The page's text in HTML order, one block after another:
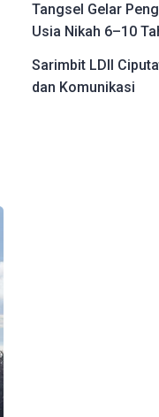
Tangsel Gelar
Usia Nikah 6–10
Sarimbit LDII
dan Komunikasi